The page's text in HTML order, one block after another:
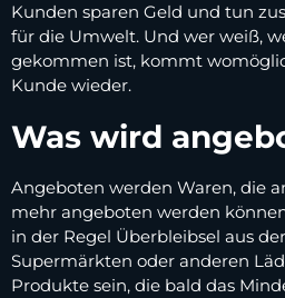
Kunden sparen Geld und tun
für die Umwelt. Und wer weiß,
gekommen ist, kommt
Kunde wieder.
Was wird
Angeboten werden Waren, die
mehr angeboten werden
in der Regel Überbleibsel aus
Supermärkten oder anderen
Produkte sein, die bald das